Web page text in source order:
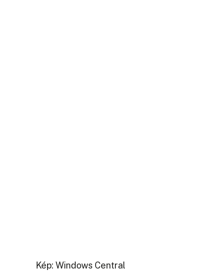
Kép: Windows Central